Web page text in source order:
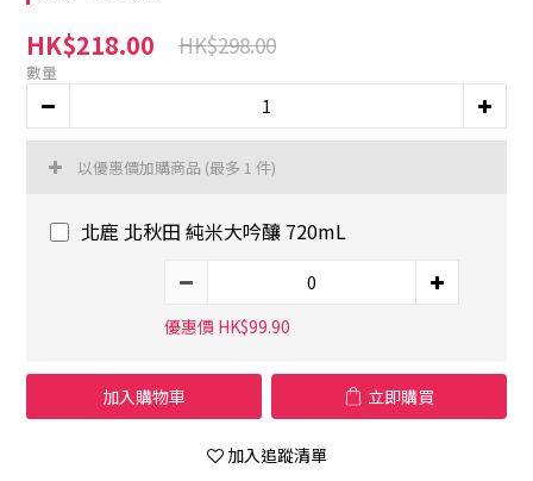
HK$218.00 HK$298.00
數量
以優惠價加購商品 (最多 1 件)
北鹿 北秋田 純米大吟釀 720mL
優惠價 HK$99.90
加入購物車 立即購買
加入追蹤清單